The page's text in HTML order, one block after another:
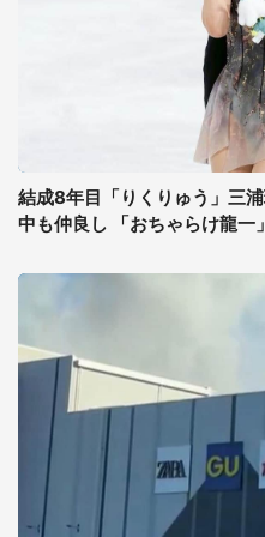
結成8年目「りくりゅう」三
中も仲良し 「おちゃらけ龍一